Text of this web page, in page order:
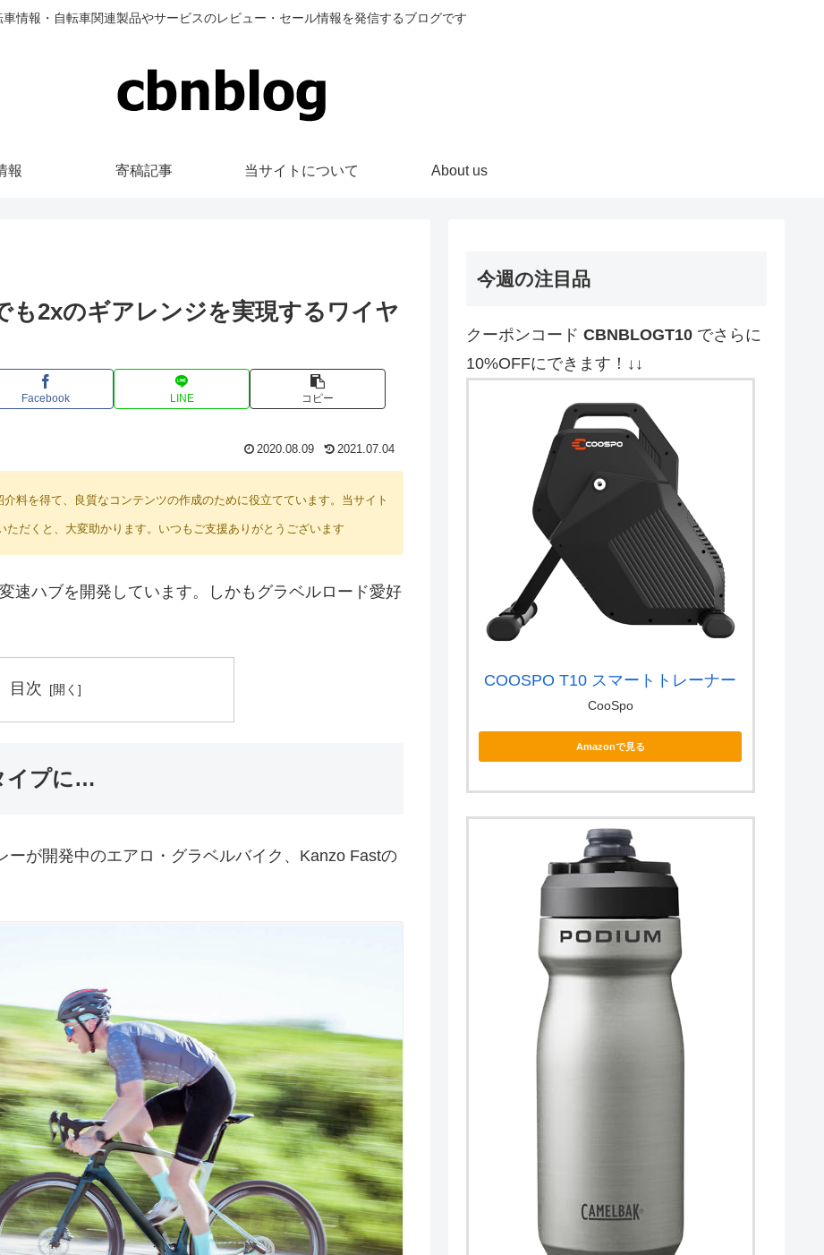
車情報・自転車関連製品やサービスのレビュー・セール情報を発信するブログです
報 寄稿記事 当サイトについて About us
2xのギアレンジを実現するワイヤ
Facebook LINE コピー
2020.08.09 2021.07.04
料を得て、良質なコンテンツの作成のために役立てています。当サイト
ただくと、大変助かります。いつもご支援ありがとうございます
速ハブを開発しています。しかもグラベルロード愛好
目次
イプに…
ーが開発中のエアロ・グラベルバイク、Kanzo Fastの
今週の注目品
クーポンコード CBNBLOGT10 でさらに
10%OFFにできます！↓↓
COOSPO T10 スマートトレーナー
CooSpo
Amazonで見る